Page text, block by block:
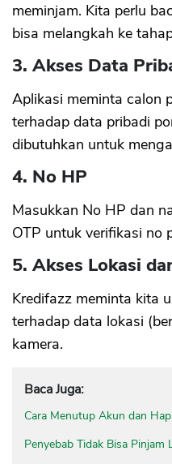
meminjam. Kita perlu
bisa melangkah ke
3. Akses Data
Aplikasi meminta calon
terhadap data pribadi
dibutuhkan untuk
4. No HP
Masukkan No HP dan
OTP untuk verifikasi no
5. Akses Lokasi
Kredifazz meminta kita
terhadap data lokasi
kamera.
Baca Juga:
Cara Menutup Akun dan
Penyebab Tidak Bisa Pinjam